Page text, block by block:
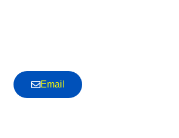
Email